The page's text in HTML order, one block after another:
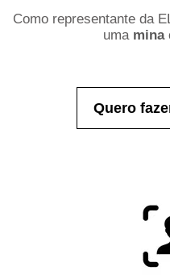
Como representante da
uma mina
Quero